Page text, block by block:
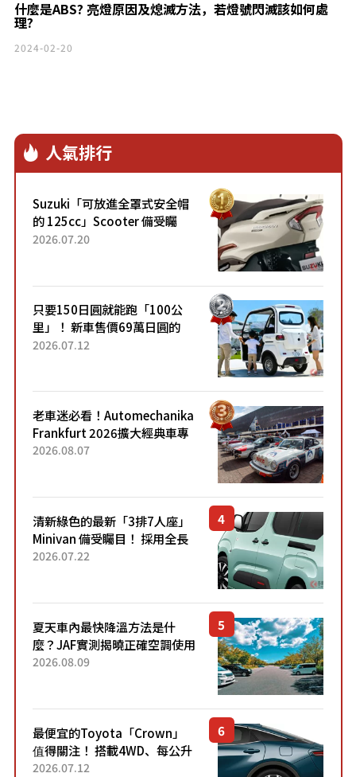
什麼是ABS? 亮燈原因及熄滅方法，若燈號閃滅該如何處
理?
2024-02-20
人氣排行
Suzuki「可放進全罩式安全帽
的 125cc」Scooter 備受矚
目！採用全新流線設計與各項
2026.07.20
只要150日圓就能跑「100公
里」！ 新車售價69萬日圓的
「3人座」Trike大受歡迎！ 順
2026.07.12
老車迷必看！Automechanika
Frankfurt 2026擴大經典車專
區 1954年珍稀古董車現場修復
2026.08.07
清新綠色的最新「3排7人座」
Minivan 備受矚目！ 採用全長
4.7公尺剛剛好的車身尺寸與
2026.07.22
夏天車內最快降溫方法是什
麼？JAF實測揭曉正確空調使用
方式
2026.08.09
最便宜的Toyota「Crown」
值得關注！ 搭載4WD、每公升
22.4公里低油耗表現超亮眼！
2026.07.12